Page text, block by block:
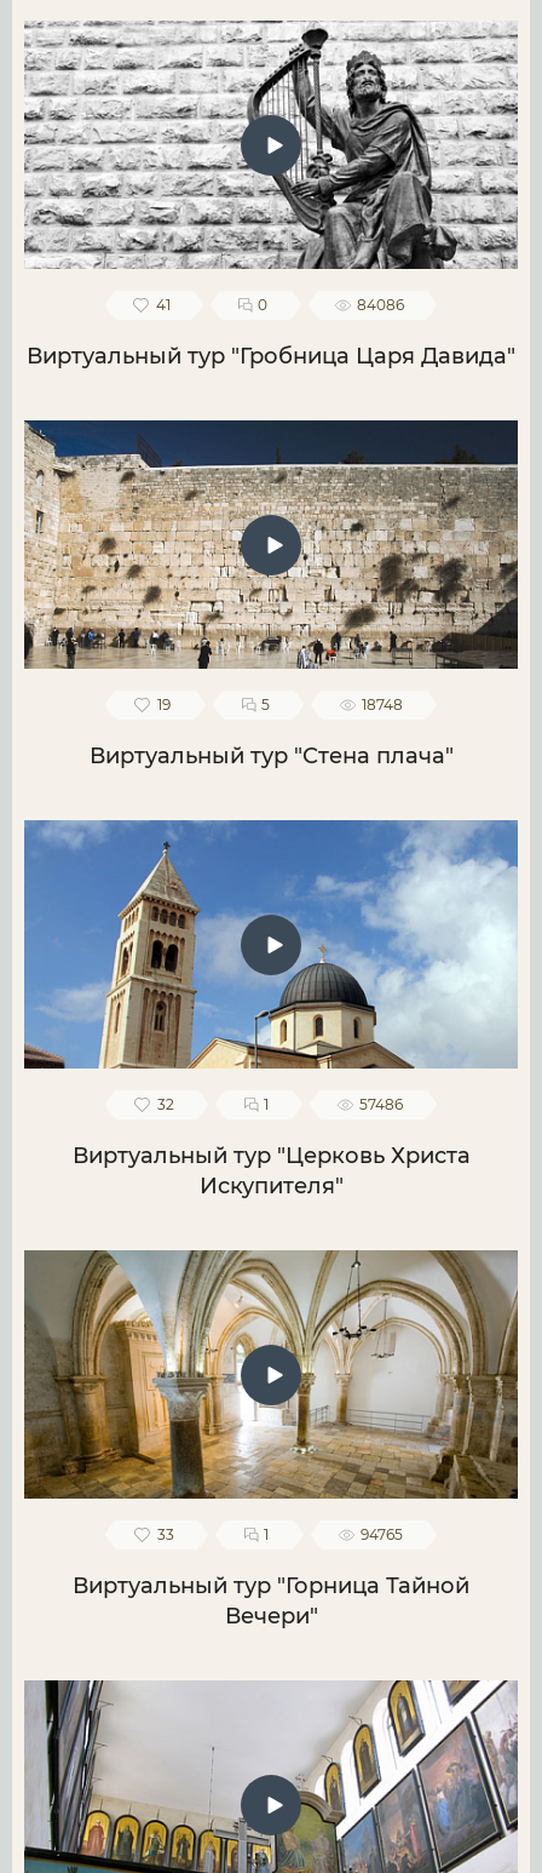
41 0 84086
Виртуальный тур "Гробница Царя Давида"
19 5 18748
Виртуальный тур "Стена плача"
32 1 57486
Виртуальный тур "Церковь Христа
Искупителя"
33 1 94765
Виртуальный тур "Горница Тайной
Вечери"